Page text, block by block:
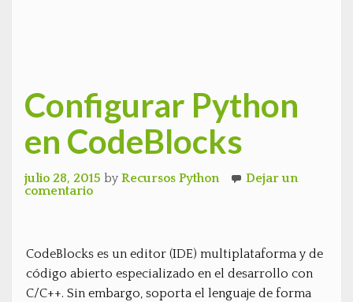
Configurar Python
en CodeBlocks
julio 28, 2015 by Recursos Python
Dejar un
comentario
CodeBlocks es un editor (IDE) multiplataforma y de
código abierto especializado en el desarrollo con
C/C++. Sin embargo, soporta el lenguaje de forma